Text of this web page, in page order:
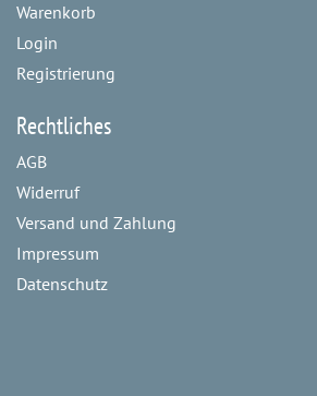
Warenkorb
Login
Registrierung
Rechtliches
AGB
Widerruf
Versand und Zahlung
Impressum
Datenschutz